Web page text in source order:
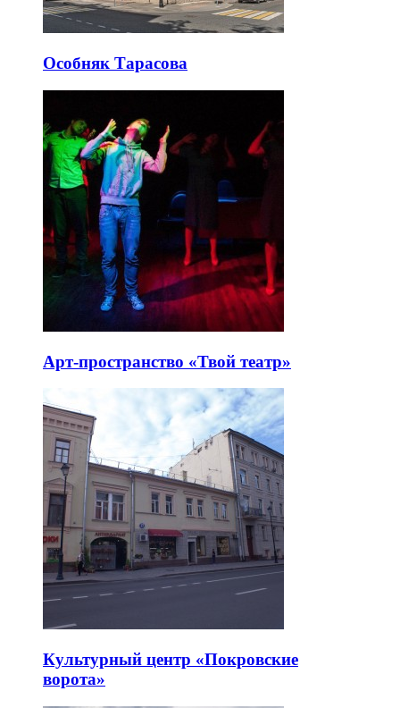
Особняк Тарасова
Арт-пространство «Твой театр»
Культурный центр «Покровские
ворота»